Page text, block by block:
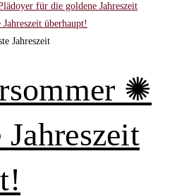
für die goldene Jahreszeit
Jahreszeit
✺